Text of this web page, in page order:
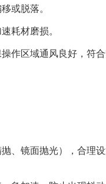
或脱落。
耗材磨损。
作区域通风良好，符合
、镜面抛光），合理